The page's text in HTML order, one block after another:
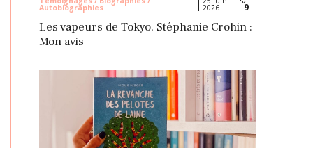
Autobiographies 2026 9Commentaires
Les vapeurs de Tokyo, Stéphanie Crohin :
Mon avis